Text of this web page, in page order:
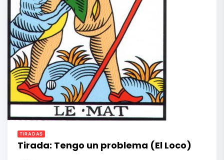
TIRADAS
Tirada: Tengo un problema (El Loco)